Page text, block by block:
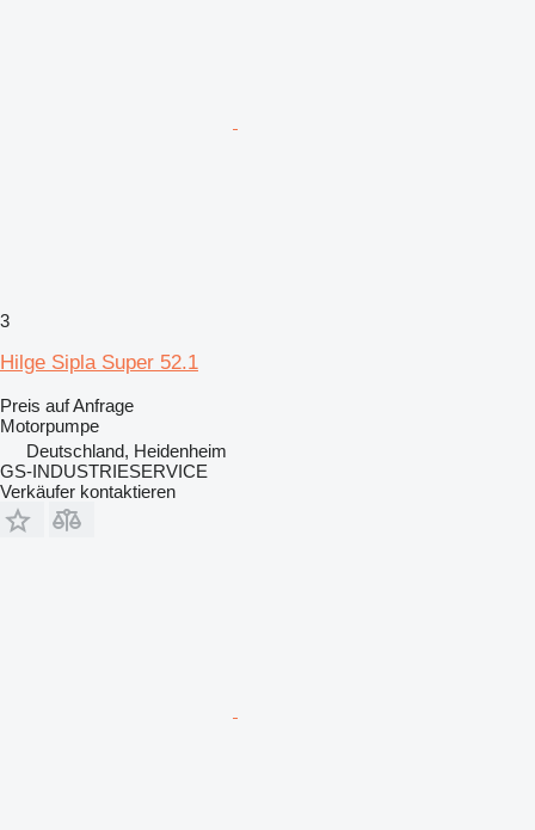
3
Hilge Sipla Super 52.1
Preis auf Anfrage
Motorpumpe
Deutschland, Heidenheim
GS-INDUSTRIESERVICE
Verkäufer kontaktieren